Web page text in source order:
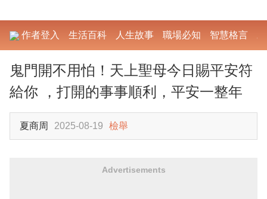
作者登入 生活百科 人生故事 職場必知 智慧格言
鬼門開不用怕！天上聖母今日賜平安符
給你 ，打開的事事順利，平安一整年
夏商周 2025-08-19 檢舉
Advertisements